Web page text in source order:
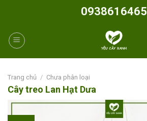
content
0938616465
Trang chủ / Chưa phân loại
Cây treo Lan Hạt Dưa